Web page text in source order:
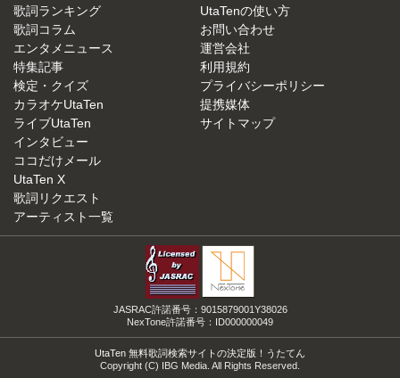
歌詞ランキング
歌詞コラム
エンタメニュース
特集記事
検定・クイズ
カラオケUtaTen
ライブUtaTen
インタビュー
ココだけメール
UtaTen X
歌詞リクエスト
アーティスト一覧
UtaTenの使い方
お問い合わせ
運営会社
利用規約
プライバシーポリシー
提携媒体
サイトマップ
JASRAC許諾番号：9015879001Y38026
NexTone許諾番号：ID000000049
UtaTen 無料歌詞検索サイトの決定版！うたてん
Copyright (C) IBG Media. All Rights Reserved.